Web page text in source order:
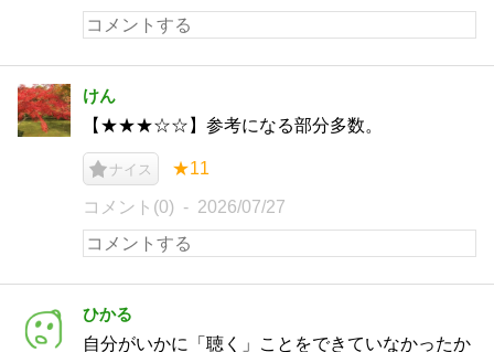
けん
【★★★☆☆】参考になる部分多数。
ナイス ★11
コメント(0) 2026/07/27
ひかる
自分がいかに「聴く」ことをできていなかったか